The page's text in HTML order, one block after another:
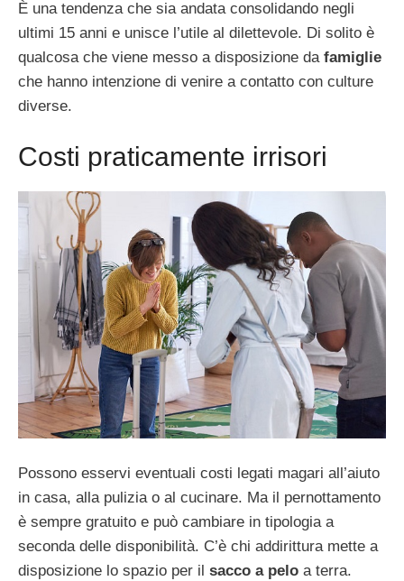
È una tendenza che sia andata consolidando negli
ultimi 15 anni e unisce l’utile al dilettevole. Di solito è
qualcosa che viene messo a disposizione da famiglie
che hanno intenzione di venire a contatto con culture
diverse.
Costi praticamente irrisori
Possono esservi eventuali costi legati magari all’aiuto
in casa, alla pulizia o al cucinare. Ma il pernottamento
è sempre gratuito e può cambiare in tipologia a
seconda delle disponibilità. C’è chi addirittura mette a
disposizione lo spazio per il sacco a pelo a terra.